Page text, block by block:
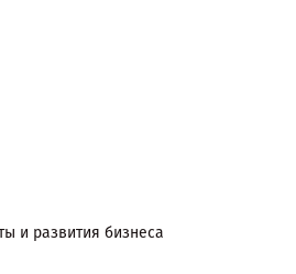
и развития бизнеса